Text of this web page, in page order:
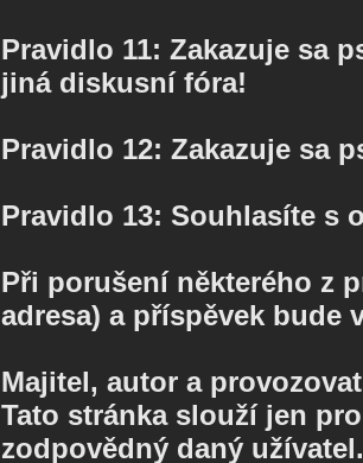
Pravidlo 11: Zakazuje sa
jiná diskusní fóra!
Pravidlo 12: Zakazuje sa
Pravidlo 13: Souhlasíte s
Při porušení některého z
adresa) a příspěvek bude
Majitel, autor a
Tato stránka slouží jen
zodpovědný daný